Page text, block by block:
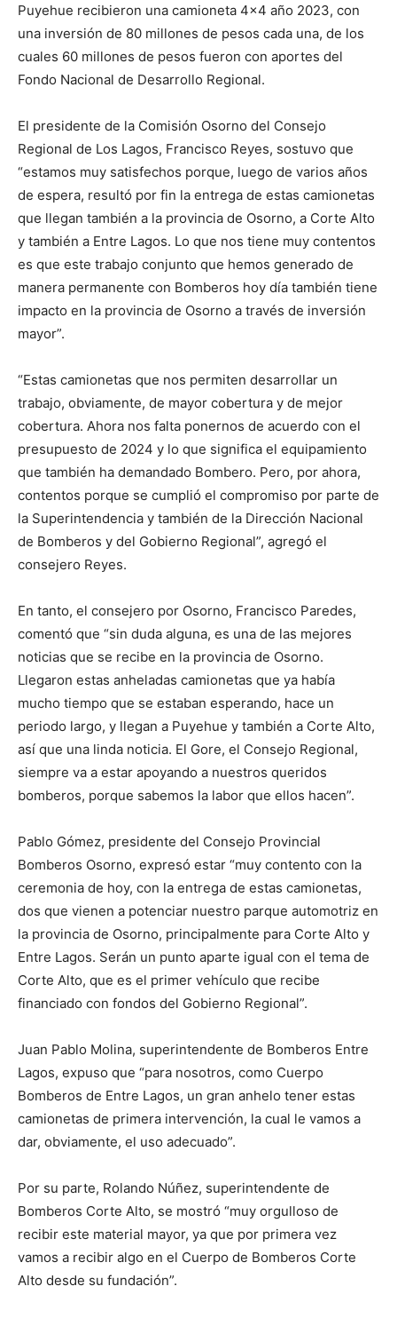
Puyehue recibieron una camioneta 4×4 año 2023, con
una inversión de 80 millones de pesos cada una, de los
cuales 60 millones de pesos fueron con aportes del
Fondo Nacional de Desarrollo Regional.
El presidente de la Comisión Osorno del Consejo
Regional de Los Lagos, Francisco Reyes, sostuvo que
“estamos muy satisfechos porque, luego de varios años
de espera, resultó por fin la entrega de estas camionetas
que llegan también a la provincia de Osorno, a Corte Alto
y también a Entre Lagos. Lo que nos tiene muy contentos
es que este trabajo conjunto que hemos generado de
manera permanente con Bomberos hoy día también tiene
impacto en la provincia de Osorno a través de inversión
mayor”.
“Estas camionetas que nos permiten desarrollar un
trabajo, obviamente, de mayor cobertura y de mejor
cobertura. Ahora nos falta ponernos de acuerdo con el
presupuesto de 2024 y lo que significa el equipamiento
que también ha demandado Bombero. Pero, por ahora,
contentos porque se cumplió el compromiso por parte de
la Superintendencia y también de la Dirección Nacional
de Bomberos y del Gobierno Regional”, agregó el
consejero Reyes.
En tanto, el consejero por Osorno, Francisco Paredes,
comentó que “sin duda alguna, es una de las mejores
noticias que se recibe en la provincia de Osorno.
Llegaron estas anheladas camionetas que ya había
mucho tiempo que se estaban esperando, hace un
periodo largo, y llegan a Puyehue y también a Corte Alto,
así que una linda noticia. El Gore, el Consejo Regional,
siempre va a estar apoyando a nuestros queridos
bomberos, porque sabemos la labor que ellos hacen”.
Pablo Gómez, presidente del Consejo Provincial
Bomberos Osorno, expresó estar “muy contento con la
ceremonia de hoy, con la entrega de estas camionetas,
dos que vienen a potenciar nuestro parque automotriz en
la provincia de Osorno, principalmente para Corte Alto y
Entre Lagos. Serán un punto aparte igual con el tema de
Corte Alto, que es el primer vehículo que recibe
financiado con fondos del Gobierno Regional”.
Juan Pablo Molina, superintendente de Bomberos Entre
Lagos, expuso que “para nosotros, como Cuerpo
Bomberos de Entre Lagos, un gran anhelo tener estas
camionetas de primera intervención, la cual le vamos a
dar, obviamente, el uso adecuado”.
Por su parte, Rolando Núñez, superintendente de
Bomberos Corte Alto, se mostró “muy orgulloso de
recibir este material mayor, ya que por primera vez
vamos a recibir algo en el Cuerpo de Bomberos Corte
Alto desde su fundación”.